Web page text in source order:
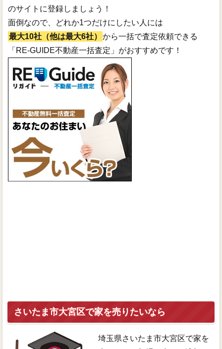
のサイトに登録しましょう！
面倒なので、どれか1つだけにしたい人には
最大10社（他は最大6社）
から一括で査定依頼できる
「RE-GUIDE不動産一括査定」がおすすめです！
さいたま市大宮区で家を売りたいなら
埼玉県さいたま市大宮区で家を